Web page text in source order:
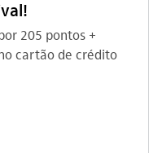
205 pontos +
cartão de crédito